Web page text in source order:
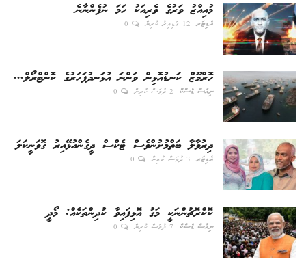
މުއިއްޒު ވަރުގެ ވެރިއަކު ހަމަ ނުފެންނާނެ
އެޑިޓަރ 12 ގަޑިއިރު ކުރިން 0
ހޮރްމޫޒް ކަނޑުއޮޅިން ވަންނަ އުޅަނދުފަހަރުގެ ކޮންޓްރޯލް...
ނިއުސް ޑެސްކް 2 ދުވަސް ކުރިން 0
ދިރުވާލާ ބަތްމުށުންވެސް ޓެކްސް ދީގެންއުޅޭއިރު ގޮވަނީކަލަ
އެޑިޓަރ 3 ދުވަސް ކުރިން 0
ކޮކްރޮޗުންނަކީ މަގު އޮޅިފައިވާ ކުދިންތަކެއް: މޯދީ
ނިއުސް ޑެސްކް 7 ދުވަސް ކުރިން 0